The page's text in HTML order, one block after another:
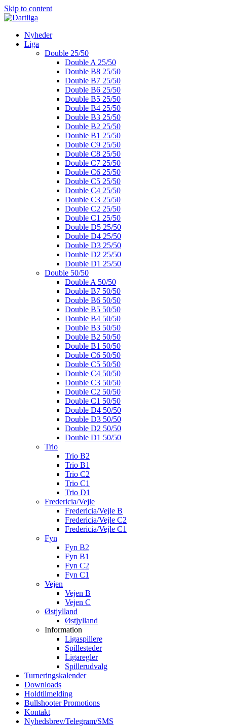
Skip to content
Nyheder
Liga
Double 25/50
Double A 25/50
Double B8 25/50
Double B7 25/50
Double B6 25/50
Double B5 25/50
Double B4 25/50
Double B3 25/50
Double B2 25/50
Double B1 25/50
Double C9 25/50
Double C8 25/50
Double C7 25/50
Double C6 25/50
Double C5 25/50
Double C4 25/50
Double C3 25/50
Double C2 25/50
Double C1 25/50
Double D5 25/50
Double D4 25/50
Double D3 25/50
Double D2 25/50
Double D1 25/50
Double 50/50
Double A 50/50
Double B7 50/50
Double B6 50/50
Double B5 50/50
Double B4 50/50
Double B3 50/50
Double B2 50/50
Double B1 50/50
Double C6 50/50
Double C5 50/50
Double C4 50/50
Double C3 50/50
Double C2 50/50
Double C1 50/50
Double D4 50/50
Double D3 50/50
Double D2 50/50
Double D1 50/50
Trio
Trio B2
Trio B1
Trio C2
Trio C1
Trio D1
Fredericia/Vejle
Fredericia/Vejle B
Fredericia/Vejle C2
Fredericia/Vejle C1
Fyn
Fyn B2
Fyn B1
Fyn C2
Fyn C1
Vejen
Vejen B
Vejen C
Østjylland
Østjylland
Information
Ligaspillere
Spillesteder
Ligaregler
Spillerudvalg
Turneringskalender
Downloads
Holdtilmelding
Bullshooter Promotions
Kontakt
Nyhedsbrev/Telegram/SMS